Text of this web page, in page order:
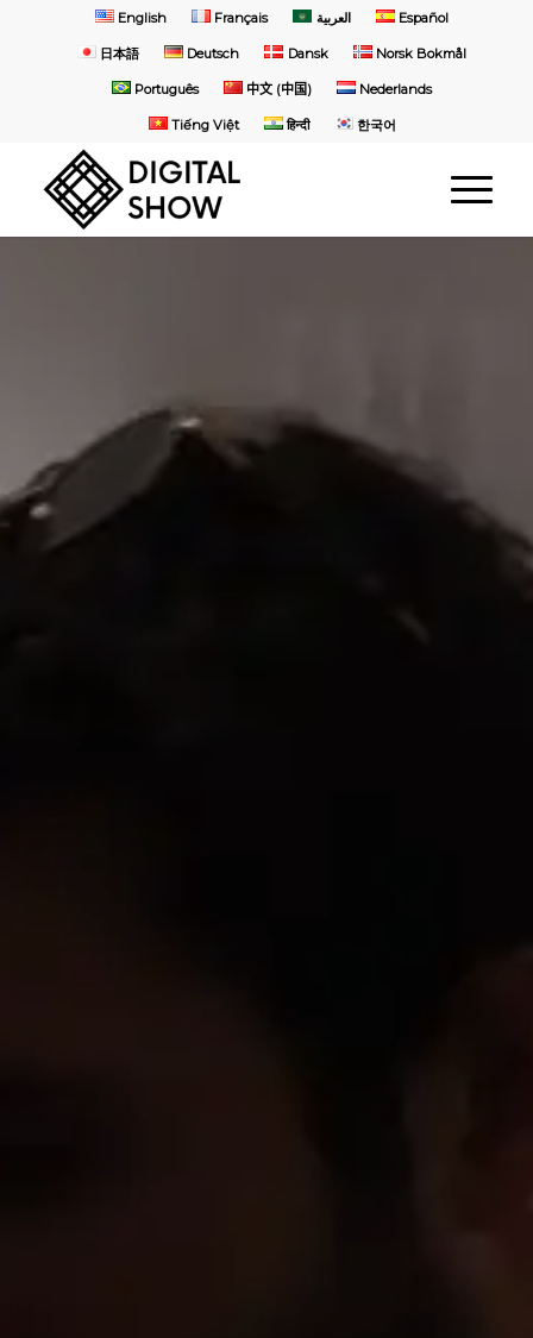
English Français العربية Español
日本語 Deutsch Dansk Norsk Bokmål
Português 中文 (中国) Nederlands
Tiếng Việt हिन्दी 한국어